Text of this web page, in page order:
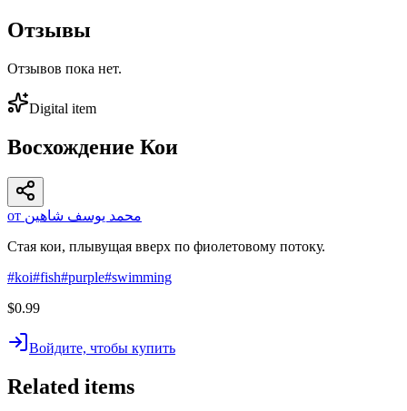
Отзывы
Отзывов пока нет.
Digital item
Восхождение Кои
от محمد يوسف شاهين
Стая кои, плывущая вверх по фиолетовому потоку.
#koi#fish#purple#swimming
$0.99
Войдите, чтобы купить
Related items